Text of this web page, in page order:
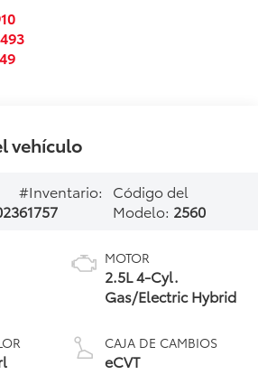
vehículo
#Inventario:
61757
Código del
Modelo: 2560
MOTOR
2.5L 4-Cyl.
Gas/Electric Hybrid
CAJA DE CAMBIOS
eCVT